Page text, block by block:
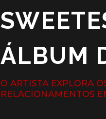
ÁLBUM
O ARTISTA EXPLORA
RELACIONAMENTOS